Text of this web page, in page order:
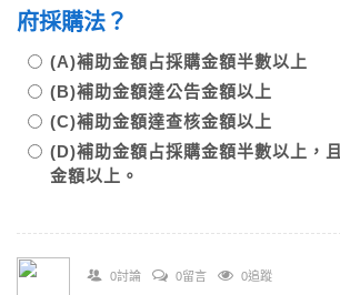
府採購法？
(A)補助金額占採購金額半數以上
(B)補助金額達公告金額以上
(C)補助金額達查核金額以上
(D)補助金額占採購金額半數以上，
金額以上。
0討論 0留言 0追蹤